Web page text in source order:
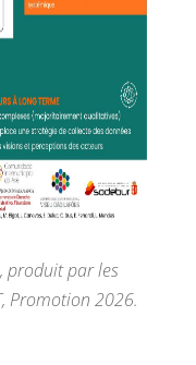
produit par les
Promotion 2026.